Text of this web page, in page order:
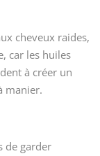
cheveux raides,
car les huiles
à créer un
manier.
de garder